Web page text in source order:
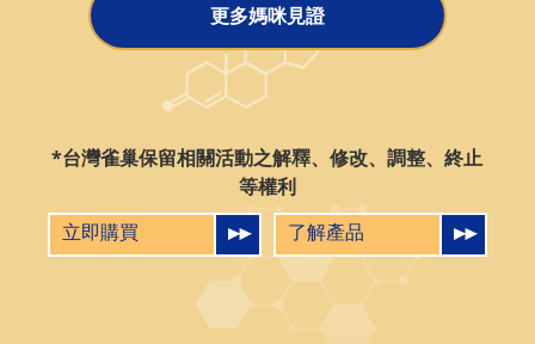
更多媽咪見證
*台灣雀巢保留相關活動之解釋、修改、調整、終止
等權利
立即購買
了解產品